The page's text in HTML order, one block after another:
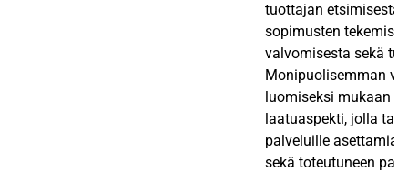
tuottajan
sopimusten
valvomisesta sekä
Monipuolisemman
luomiseksi mukaan
laatuaspekti, jolla
palveluille asettamia
sekä toteutuneen